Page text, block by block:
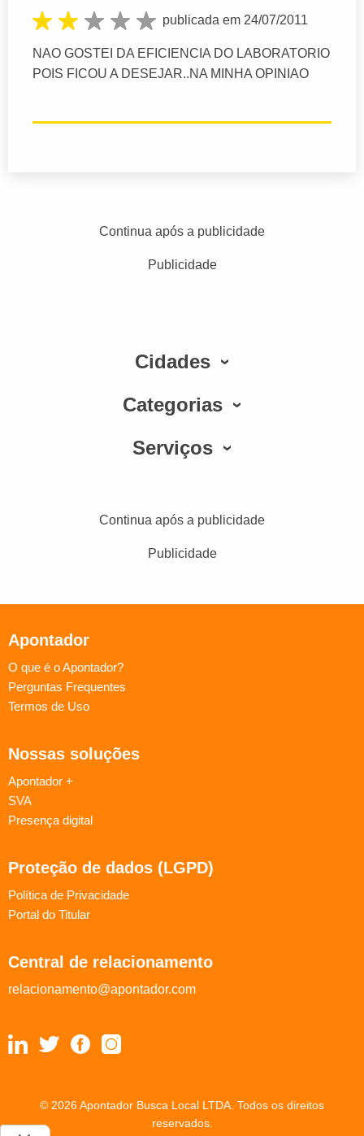
publicada em 24/07/2011
NAO GOSTEI DA EFICIENCIA DO LABORATORIO
POIS FICOU A DESEJAR..NA MINHA OPINIAO
Continua após a publicidade
Publicidade
Cidades
Categorias
Serviços
Continua após a publicidade
Publicidade
Apontador
O que é o Apontador?
Perguntas Frequentes
Termos de Uso
Nossas soluções
Apontador +
SVA
Presença digital
Proteção de dados (LGPD)
Política de Privacidade
Portal do Titular
Central de relacionamento
relacionamento@apontador.com
© 2026 Apontador Busca Local LTDA. Todos os direitos
reservados.